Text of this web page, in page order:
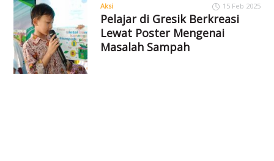
Aksi 15 Feb 2025
Pelajar di Gresik Berkreasi
Lewat Poster Mengenai
Masalah Sampah